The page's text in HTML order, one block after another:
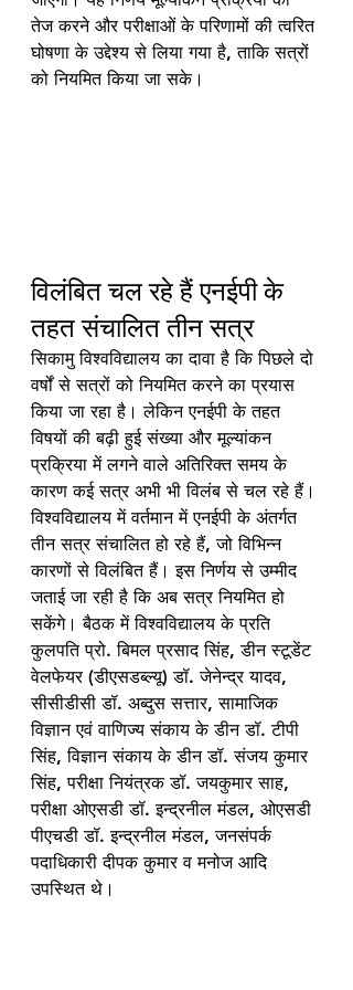
तेज करने और परीक्षाओं के परिणामों की त्वरित
घोषणा के उद्देश्य से लिया गया है, ताकि सत्रों
को नियमित किया जा सके।
विलंबित चल रहे हैं एनईपी के
तहत संचालित तीन सत्र
सिकामु विश्वविद्यालय का दावा है कि पिछले दो
वर्षों से सत्रों को नियमित करने का प्रयास
किया जा रहा है। लेकिन एनईपी के तहत
विषयों की बढ़ी हुई संख्या और मूल्यांकन
प्रक्रिया में लगने वाले अतिरिक्त समय के
कारण कई सत्र अभी भी विलंब से चल रहे हैं।
विश्वविद्यालय में वर्तमान में एनईपी के अंतर्गत
तीन सत्र संचालित हो रहे हैं, जो विभिन्न
कारणों से विलंबित हैं। इस निर्णय से उम्मीद
जताई जा रही है कि अब सत्र नियमित हो
सकेंगे। बैठक में विश्वविद्यालय के प्रति
कुलपति प्रो. बिमल प्रसाद सिंह, डीन स्टूडेंट
वेलफेयर (डीएसडब्ल्यू) डॉ. जेनेन्द्र यादव,
सीसीडीसी डॉ. अब्दुस सत्तार, सामाजिक
विज्ञान एवं वाणिज्य संकाय के डीन डॉ. टीपी
सिंह, विज्ञान संकाय के डीन डॉ. संजय कुमार
सिंह, परीक्षा नियंत्रक डॉ. जयकुमार साह,
परीक्षा ओएसडी डॉ. इन्द्रनील मंडल, ओएसडी
पीएचडी डॉ. इन्द्रनील मंडल, जनसंपर्क
पदाधिकारी दीपक कुमार व मनोज आदि
उपस्थित थे।